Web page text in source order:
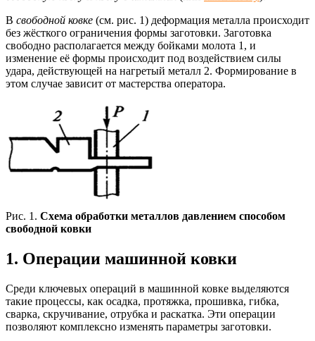
В свободной ковке (см. рис. 1) деформация металла происходит
без жёсткого ограничения формы заготовки. Заготовка
свободно располагается между бойками молота 1, и
изменение её формы происходит под воздействием силы
удара, действующей на нагретый металл 2. Формирование в
этом случае зависит от мастерства оператора.
Рис. 1. Схема обработки металлов давлением способом
свободной ковки
1. Операции машинной ковки
Среди ключевых операций в машинной ковке выделяются
такие процессы, как осадка, протяжка, прошивка, гибка,
сварка, скручивание, отрубка и раскатка. Эти операции
позволяют комплексно изменять параметры заготовки.